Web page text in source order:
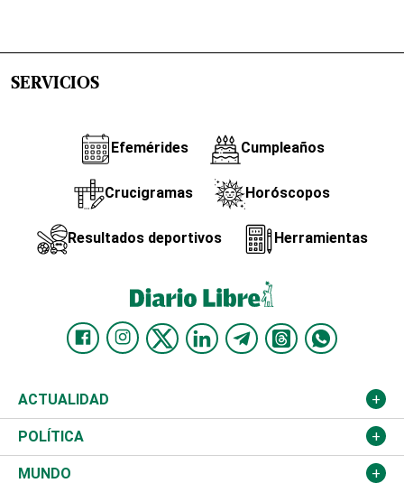
SERVICIOS
Efemérides Cumpleaños
Crucigramas Horóscopos
Resultados deportivos Herramientas
ACTUALIDAD
Nacional
Ciudad
POLÍTICA
Partidos
MUNDO